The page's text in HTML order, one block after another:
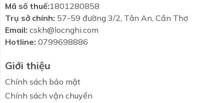
Mã số thuế:1801280858
Trụ sở chính: 57-59 đường 3/2, Tân An, Cần Thơ
Email: cskh@locnghi.com
Hotline: 0799698886
Giới thiệu
Chính sách bảo mật
Chính sách vận chuyển